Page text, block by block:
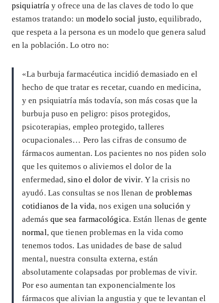
psiquiatríay ofrece una de las claves de todo lo que
estamos tratando: unmodelo social justo, equilibrado,
que respeta a la persona es un modelo que genera salud
en la población. Lo otro no:
«La burbuja farmacéutica incidió demasiado en el
hecho de que tratar es recetar, cuando en medicina,
y en psiquiatría más todavía, son más cosas que la
burbuja puso en peligro: pisos protegidos,
psicoterapias, empleo protegido, talleres
ocupacionales… Pero las cifras de consumo de
fármacos aumentan. Los pacientes no nos piden solo
que les quitemos o aliviemos el dolor de la
enfermedad,sino el dolor de vivir. Y la crisis no
ayudó. Las consultas se nos llenan de problemas
cotidianos de la vida, nos exigen una solución y
además que sea farmacológica. Están llenas de gente
normal, que tienen problemas en la vida como
tenemos todos. Las unidades de base de salud
mental, nuestra consulta externa, están
absolutamente colapsadas por problemas de vivir.
Por eso aumentan tan exponencialmente los
fármacos que alivian la angustia y que te levantan el